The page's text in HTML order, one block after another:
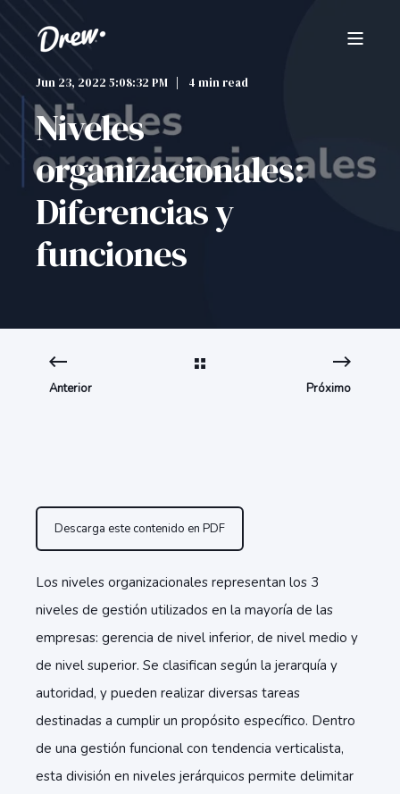
Jun 23, 2022 5:08:32 PM 4 min read
Niveles
organizacionales:
Diferencias y
funciones
Anterior Próximo
Descarga este contenido en PDF
Los niveles organizacionales representan los 3
niveles de gestión utilizados en la mayoría de las
empresas: gerencia de nivel inferior, de nivel medio y
de nivel superior. Se clasifican según la jerarquía y
autoridad, y pueden realizar diversas tareas
destinadas a cumplir un propósito específico. Dentro
de una gestión funcional con tendencia verticalista,
esta división en niveles jerárquicos permite delimitar